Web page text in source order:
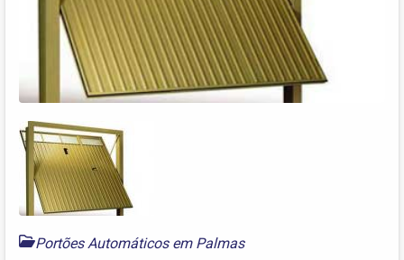
Portões Automáticos em Palmas